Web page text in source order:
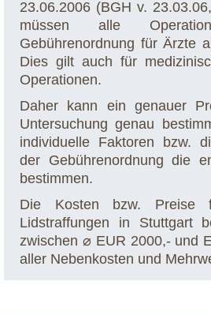
23.06.2006 (BGH v.
müssen alle
Gebührenordnung für Ärzte
Dies gilt auch für
Operationen.
Daher kann ein genauer
Untersuchung genau
individuelle Faktoren bzw.
der Gebührenordnung die
bestimmen.
Die Kosten bzw. Preise
Lidstraffungen in Stuttgart
zwischen ⌀ EUR 2000,- und
aller Nebenkosten und